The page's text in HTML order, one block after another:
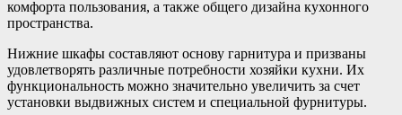
комфорта пользования, а также общего дизайна кухонного
пространства.
Нижние шкафы составляют основу гарнитура и призваны
удовлетворять различные потребности хозяйки кухни. Их
функциональность можно значительно увеличить за счет
установки выдвижных систем и специальной фурнитуры.